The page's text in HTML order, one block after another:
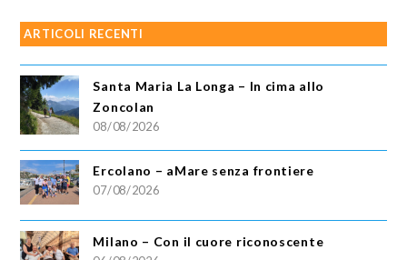
ARTICOLI RECENTI
Santa Maria La Longa – In cima allo
Zoncolan
08/08/2026
Ercolano – aMare senza frontiere
07/08/2026
Milano – Con il cuore riconoscente